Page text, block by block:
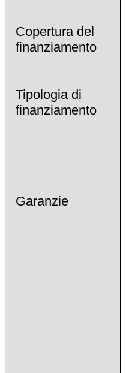
Copertura del
finanziamento
Tipologia di
finanziamento
Garanzie